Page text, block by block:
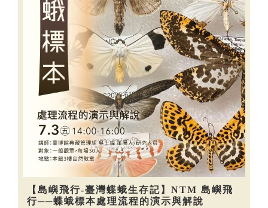
【島嶼飛行-臺灣蝶蛾生存記】NTM 島嶼飛
行──蝶蛾標本處理流程的演示與解說